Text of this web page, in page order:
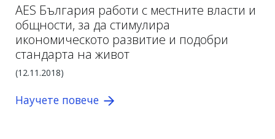
AES България работи с местните власти и
общности, за да стимулира
икономическото развитие и подобри
стандарта на живот
(12.11.2018)
Научете повече